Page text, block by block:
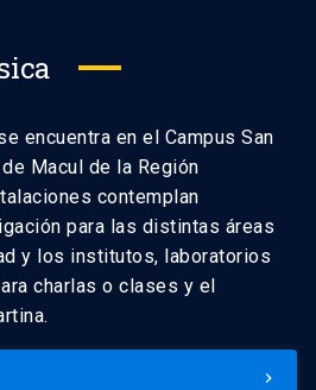
encuentra en el Campus San
Macul de la Región
contemplan
para las distintas áreas
y los institutos, laboratorios
charlas o clases y el
keyboard_arrow_right